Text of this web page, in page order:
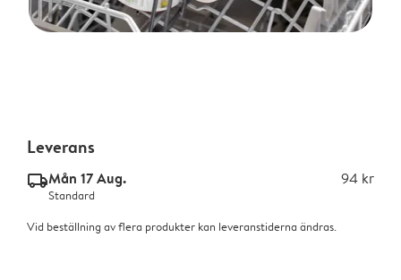
Leverans
delivery_standard_v2Mån 17 Aug. 94 kr
Standard
Vid beställning av flera produkter kan leveranstiderna ändras.